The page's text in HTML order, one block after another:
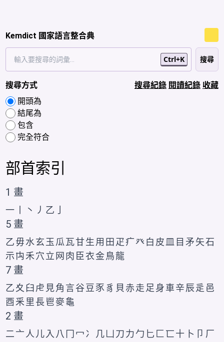
Kemdict 國家語言整合典
Ctrl+K
搜尋方式
開頭為
結尾為
包含
完全符合
搜尋紀錄 閱讀紀錄 收藏
部首索引
1 畫
一 丶 丿 乙
5 畫
乙毋水玄玉瓜瓦甘生用 田 疋疒癶白 皮 皿 目 矛矢石
示禸禾穴立 网 肉 臣 衣金鳥龍
7 畫
乙夊 臼虍 見角 言谷豆豕豸 貝 赤走 足 身車辛辰辵 邑
酉釆 里 長 鬯麥龜
2 畫
二亠 人 儿 入 八 冂 冖 冫 几 刀力勹 匕 匚 匸十 卜 卩 厂